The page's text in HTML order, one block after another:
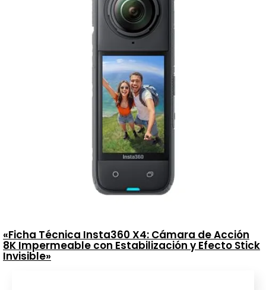
«Ficha Técnica Insta360 X4: Cámara de Acción
8K Impermeable con Estabilización y Efecto Stick
Invisible»